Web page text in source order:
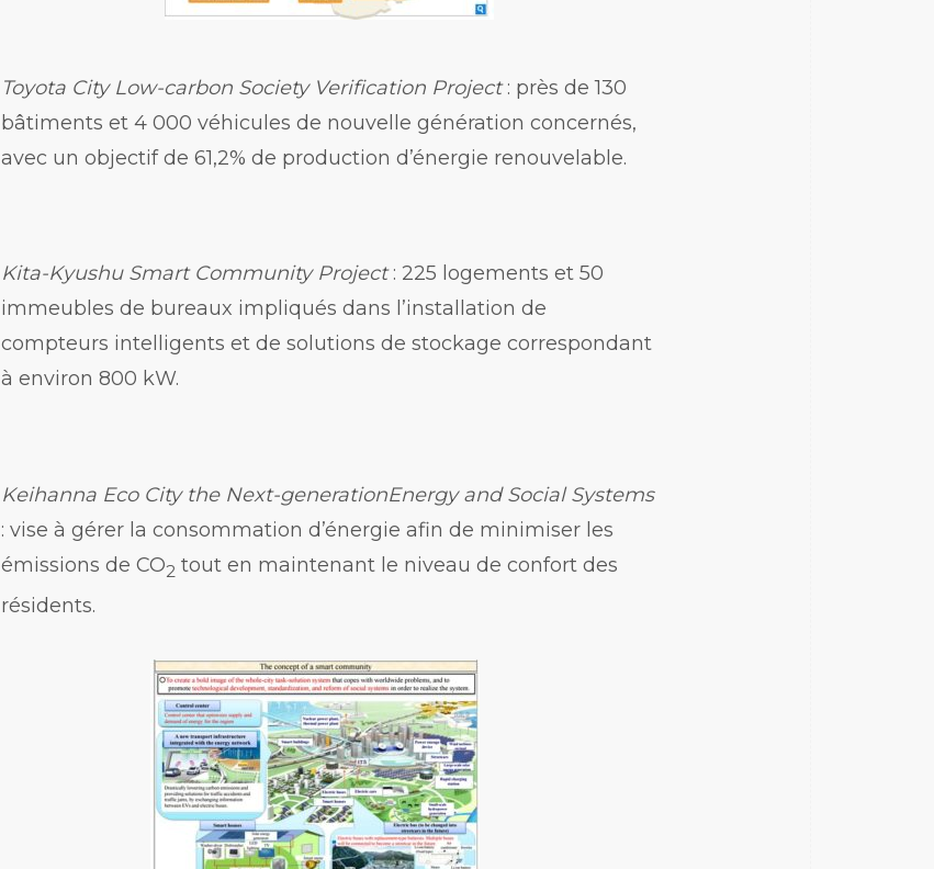
Toyota City Low-carbon Society Verification Project: près de 130
bâtiments et 4 000 véhicules de nouvelle génération concernés,
avec un objectif de 61,2% de production d’énergie renouvelable.
Kita-Kyushu Smart Community Project: 225 logements et 50
immeubles de bureaux impliqués dans l’installation de
compteurs intelligents et de solutions de stockage correspondant
à environ 800 kW.
Keihanna Eco City the Next-generationEnergy and Social Systems
: vise à gérer la consommation d’énergie afin de minimiser les
émissions de CO2 tout en maintenant le niveau de confort des
résidents.